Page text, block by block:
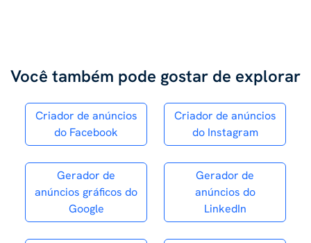
Você também pode gostar de explorar
Criador de anúncios
do Facebook
Criador de anúncios
do Instagram
Gerador de
anúncios gráficos do
Google
Gerador de
anúncios do
LinkedIn